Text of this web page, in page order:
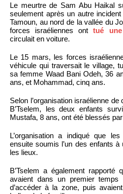
Le meurtre de Sam Abu Haikal
seulement après un autre
Tamoun, au nord de la vallée du
forces israéliennes onttué
circulait en voiture.
Le 15 mars, les forces
véhicule qui traversait le village,
sa femme Waad Bani Odeh, 36
ans, et Mohammad, cinq ans.
Selon l’organisation israélienne
B’Tselem, les deux enfants
Mustafa, 8 ans, ont été blessés
L’organisation a indiqué que
ensuite soumis l’un des enfants
les lieux.
B’Tselem a également rapporté
avaient dans un premier temps
d’accéder à la zone, puis